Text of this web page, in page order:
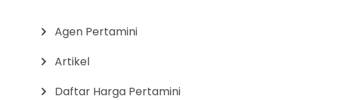
Agen Pertamini
Artikel
Daftar Harga Pertamini